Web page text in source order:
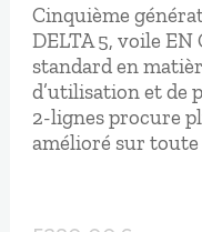
Cinquième
DELTA 5, voile
standard en
d’utilisation et de
2-lignes procure
amélioré sur toute